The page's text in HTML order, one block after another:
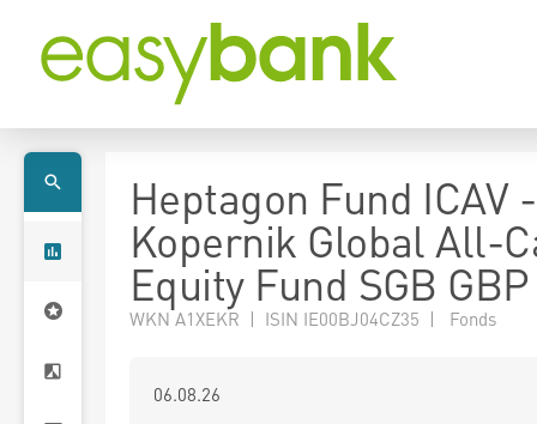
Heptagon Fund ICAV -
Kopernik Global All-
Equity Fund SGB GBP
WKN A1XEKR | ISIN IE00BJ04CZ35 | Fonds
06.08.26